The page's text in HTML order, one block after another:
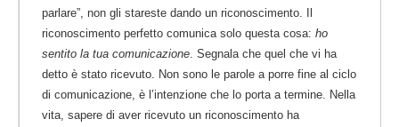
parlare”, non gli stareste dando un riconoscimento. Il
riconoscimento perfetto comunica solo questa cosa: ho
sentito la tua comunicazione . Segnala che quel che vi ha
detto è stato ricevuto. Non sono le parole a porre fine al ciclo
di comunicazione, è l’intenzione che lo porta a termine. Nella
vita, sapere di aver ricevuto un riconoscimento ha